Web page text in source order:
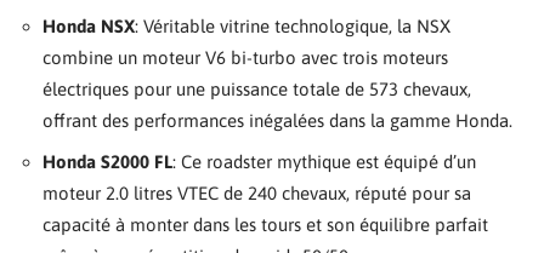
Honda NSX: Véritable vitrine technologique, la NSX
combine un moteur V6 bi-turbo avec trois moteurs
électriques pour une puissance totale de 573 chevaux,
offrant des performances inégalées dans la gamme Honda.
Honda S2000 FL: Ce roadster mythique est équipé d’un
moteur 2.0 litres VTEC de 240 chevaux, réputé pour sa
capacité à monter dans les tours et son équilibre parfait